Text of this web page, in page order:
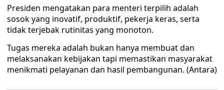
Presiden mengatakan para menteri terpilih adalah
sosok yang inovatif, produktif, pekerja keras, serta
tidak terjebak rutinitas yang monoton.
Tugas mereka adalah bukan hanya membuat dan
melaksanakan kebijakan tapi memastikan masyarakat
menikmati pelayanan dan hasil pembangunan. (Antara)